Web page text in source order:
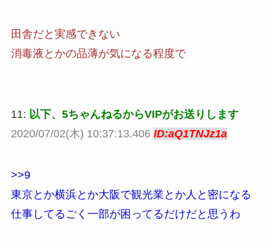
田舎だと実感できない
消毒液とかの品薄が気になる程度で
11: 以下、5ちゃんねるからVIPがお送りします
2020/07/02(木) 10:37:13.406 ID:aQ1TNJz1a
>>9
東京とか横浜とか大阪で観光業とか人と密になる
仕事してるごく一部が困ってるだけだと思うわ